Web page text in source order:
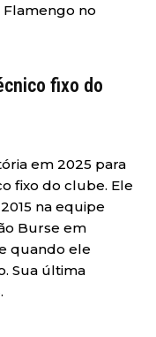
no
fixo do
em 2025 para
fixo do clube. Ele
na equipe
Burse em
quando ele
Sua última